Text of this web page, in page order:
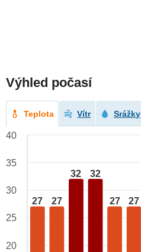
Výhled počasí
Teplota Vítr Srážky
27 27
32 32
27 27
40
35
30
25
20